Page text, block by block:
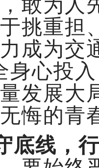
敢为人
挑重担
成为交
身心投
发展大
悔的青
底线，